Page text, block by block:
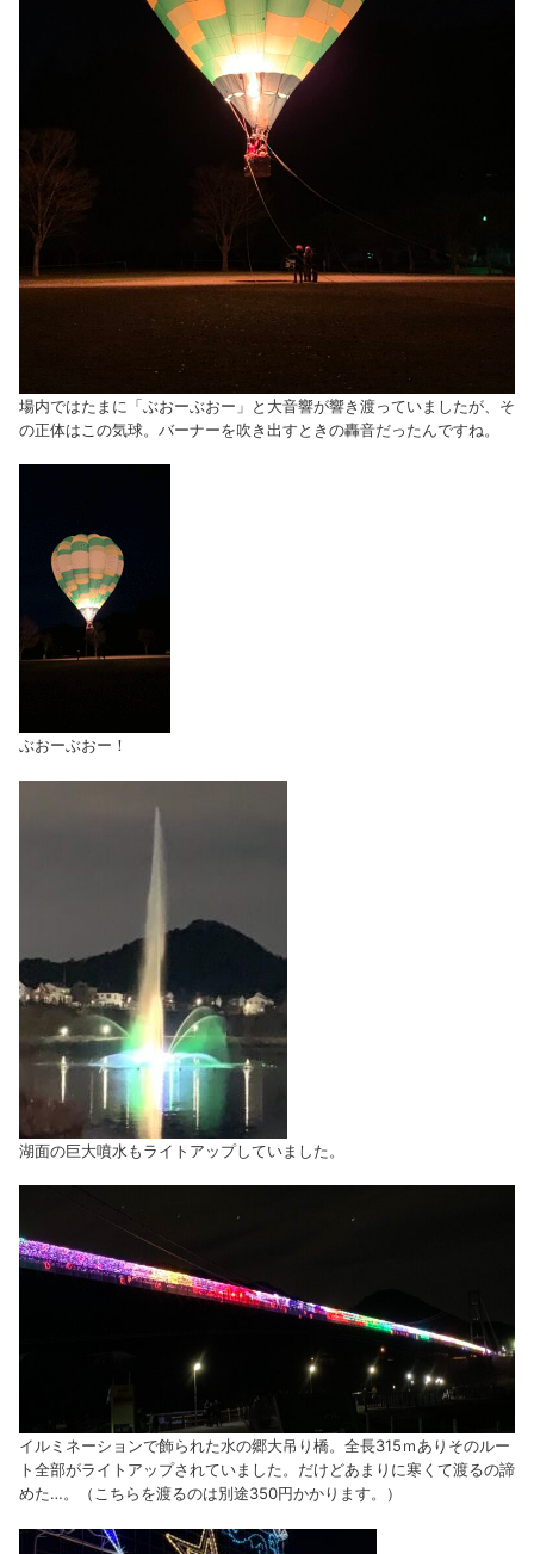
場内ではたまに「ぶおーぶおー」と大音響が響き渡っていましたが、そ
の正体はこの気球。バーナーを吹き出すときの轟音だったんですね。
ぶおーぶおー！
湖面の巨大噴水もライトアップしていました。
イルミネーションで飾られた水の郷大吊り橋。全長315ｍありそのルー
ト全部がライトアップされていました。だけどあまりに寒くて渡るの諦
めた…。（こちらを渡るのは別途350円かかります。）